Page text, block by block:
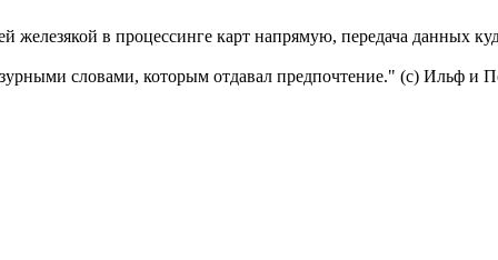
в процессинге карт напрямую, передача данных
словами, которым отдавал предпочтение." (с) Ильф и